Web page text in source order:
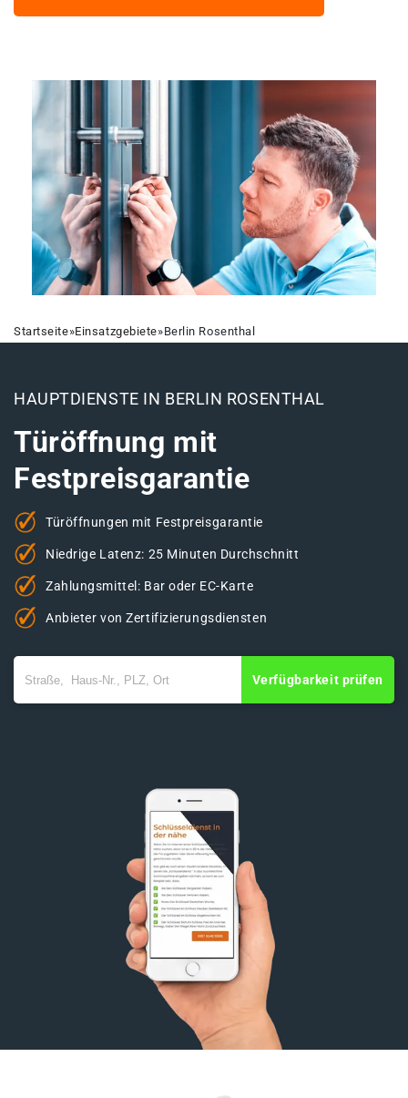
Startseite»Einsatzgebiete»Berlin Rosenthal
HAUPTDIENSTE IN BERLIN ROSENTHAL
Türöffnung mit
Festpreisgarantie
Türöffnungen mit Festpreisgarantie
Niedrige Latenz: 25 Minuten Durchschnitt
Zahlungsmittel: Bar oder EC-Karte
Anbieter von Zertifizierungsdiensten
Verfügbarkeit prüfen